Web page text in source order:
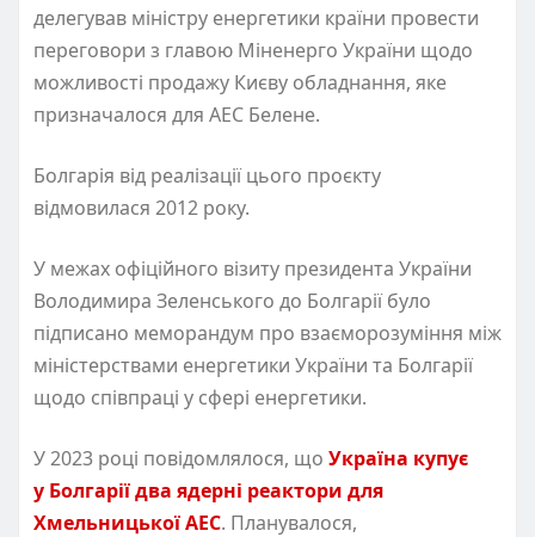
делегував міністру енергетики країни провести
переговори з главою Міненерго України щодо
можливості продажу Києву обладнання, яке
призначалося для АЕС Белене.
Болгарія від реалізації цього проєкту
відмовилася 2012 року.
У межах офіційного візиту президента України
Володимира Зеленського до Болгарії було
підписано меморандум про взаєморозуміння між
міністерствами енергетики України та Болгарії
щодо співпраці у сфері енергетики.
У 2023 році повідомлялося, що Україна купує
у Болгарії два ядерні реактори для
Хмельницької АЕС. Планувалося,